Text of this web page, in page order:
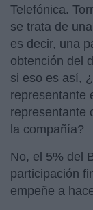
Telefónica.
se trata de
es decir, una
obtención del
si eso es así,
representante
representante
la compañía?
No, el 5% del
participación
empeñe a